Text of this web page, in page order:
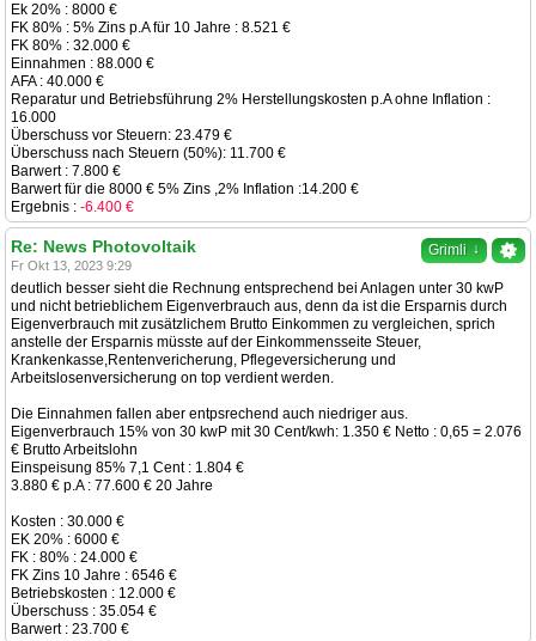
Ek 20% : 8000 €
FK 80% : 5% Zins p.A für 10 Jahre : 8.521 €
FK 80% : 32.000 €
Einnahmen : 88.000 €
AFA : 40.000 €
Reparatur und Betriebsführung 2% Herstellungskosten p.A ohne Inflation :
16.000
Überschuss vor Steuern: 23.479 €
Überschuss nach Steuern (50%): 11.700 €
Barwert : 7.800 €
Barwert für die 8000 € 5% Zins ,2% Inflation :14.200 €
Ergebnis : -6.400 €
Grimli ↓
Re: News Photovoltaik
Fr Okt 13, 2023 9:29
deutlich besser sieht die Rechnung entsprechend bei Anlagen unter 30 kwP
und nicht betrieblichem Eigenverbrauch aus, denn da ist die Ersparnis durch
Eigenverbrauch mit zusätzlichem Brutto Einkommen zu vergleichen, sprich
anstelle der Ersparnis müsste auf der Einkommensseite Steuer,
Krankenkasse,Rentenvericherung, Pflegeversicherung und
Arbeitslosenversicherung on top verdient werden.
Die Einnahmen fallen aber entpsrechend auch niedriger aus.
Eigenverbrauch 15% von 30 kwP mit 30 Cent/kwh: 1.350 € Netto : 0,65 = 2.076
€ Brutto Arbeitslohn
Einspeisung 85% 7,1 Cent : 1.804 €
3.880 € p.A : 77.600 € 20 Jahre
Kosten : 30.000 €
EK 20% : 6000 €
FK : 80% : 24.000 €
FK Zins 10 Jahre : 6546 €
Betriebskosten : 12.000 €
Überschuss : 35.054 €
Barwert : 23.700 €